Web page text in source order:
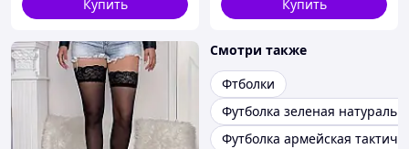
Купить Купить
Смотри также
Фтболки
Футболка зеленая
Футболка армейская